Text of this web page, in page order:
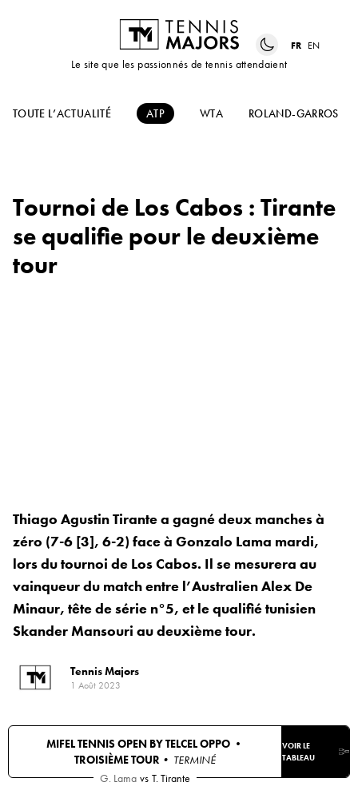
Le site que les passionnés de tennis attendaient
FR EN
TOUTE L’ACTUALITÉ ATP WTA ROLAND-GARROS
Tournoi de Los Cabos : Tirante
se qualifie pour le deuxième
tour
Thiago Agustin Tirante a gagné deux manches à
zéro (7-6 [3], 6-2) face à Gonzalo Lama mardi,
lors du tournoi de Los Cabos. Il se mesurera au
vainqueur du match entre l’Australien Alex De
Minaur, tête de série n°5, et le qualifié tunisien
Skander Mansouri au deuxième tour.
Tennis Majors
1 Août 2023
MIFEL TENNIS OPEN BY TELCEL OPPO •
TROISIÈME TOUR • TERMINÉ
VOIR LE
TABLEAU
G. Lama vs T. Tirante